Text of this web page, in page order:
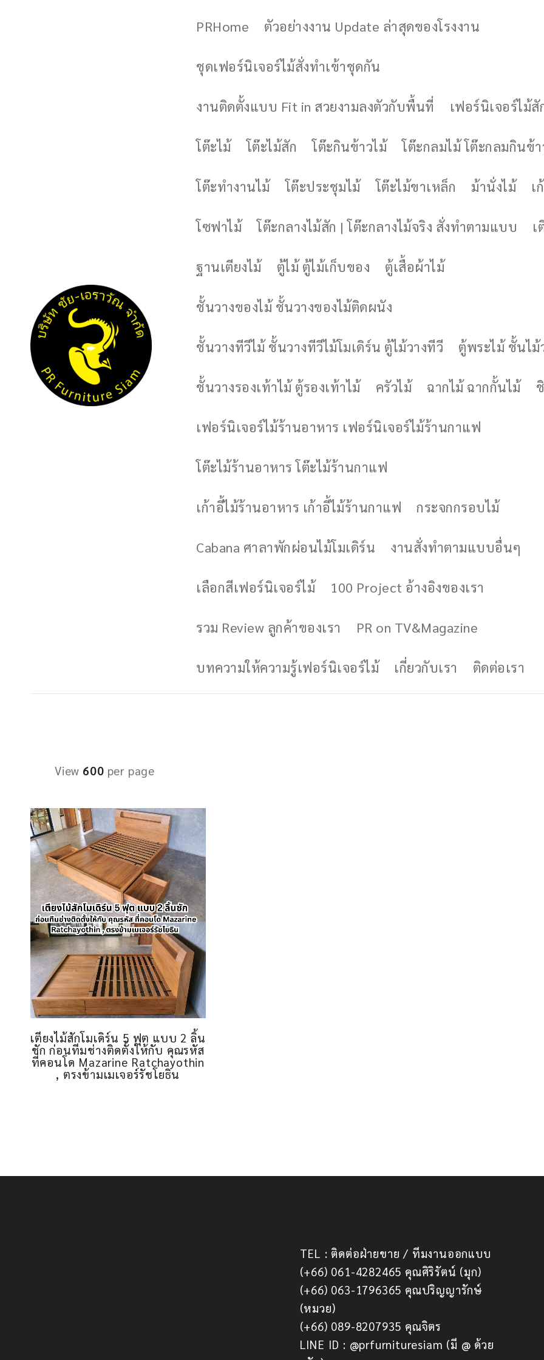
PRHome ตัวอย่างงาน Update ล่าสุดของโรงงาน
ชุดเฟอร์นิเจอร์ไม้สั่งทำเข้าชุดกัน
งานติดตั้งแบบ Fit in สวยงามลงตัวกับพื้นที่ เฟอร์นิเจอร์ไม้สั
โต๊ะไม้ โต๊ะไม้สัก โต๊ะกินข้าวไม้ โต๊ะกลมไม้ โต๊ะกลมกินข้า
โต๊ะทำงานไม้ โต๊ะประชุมไม้ โต๊ะไม้ขาเหล็ก ม้านั่งไม้ เ
โซฟาไม้ โต๊ะกลางไม้สัก | โต๊ะกลางไม้จริง สั่งทำตามแบบ เ
ฐานเตียงไม้ ตู้ไม้ ตู้ไม้เก็บของ ตู้เสื้อผ้าไม้
ชั้นวางของไม้ ชั้นวางของไม้ติดผนัง
ชั้นวางทีวีไม้ ชั้นวางทีวีไม้โมเดิร์น ตู้ไม้วางทีวี ตู้พระไม้ ชั้นไม้
ชั้นวางรองเท้าไม้ ตู้รองเท้าไม้ ครัวไม้ ฉากไม้ ฉากกั้นไม้
เฟอร์นิเจอร์ไม้ร้านอาหาร เฟอร์นิเจอร์ไม้ร้านกาแฟ
โต๊ะไม้ร้านอาหาร โต๊ะไม้ร้านกาแฟ
เก้าอี้ไม้ร้านอาหาร เก้าอี้ไม้ร้านกาแฟ กระจกกรอบไม้
Cabana ศาลาพักผ่อนไม้โมเดิร์น งานสั่งทำตามแบบอื่นๆ
เลือกสีเฟอร์นิเจอร์ไม้ 100 Project อ้างอิงของเรา
รวม Review ลูกค้าของเรา PR on TV&Magazine
บทความให้ความรู้เฟอร์นิเจอร์ไม้ เกี่ยวกับเรา ติดต่อเรา
View 600 per page
เตียงไม้สักโมเดิร์น 5 ฟุต แบบ 2 ลิ้น
ชัก ก่อนทีมช่างติดตั้งให้กับ คุณรหัส
ที่คอนโด Mazarine Ratchayothin
, ตรงข้ามเมเจอร์รัชโยธิน
TEL : ติดต่อฝ่ายขาย / ทีมงานออกแบบ
(+66) 061-4282465 คุณศิริรัตน์ (มุก)
(+66) 063-1796365 คุณปริญญารักษ์
(หมวย)
(+66) 089-8207935 คุณจิตร
LINE ID : @prfurnituresiam (มี @ ด้วย